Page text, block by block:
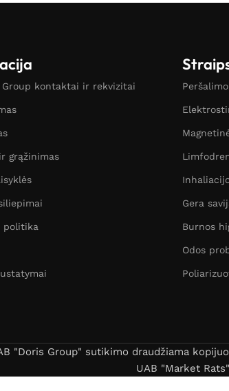
Group kontaktai ir rekvizitai
grąžinimas
politika
Gera
Burnos
Odos
"Doris Group" sutikimo draudžiama
UAB "Market Rats"